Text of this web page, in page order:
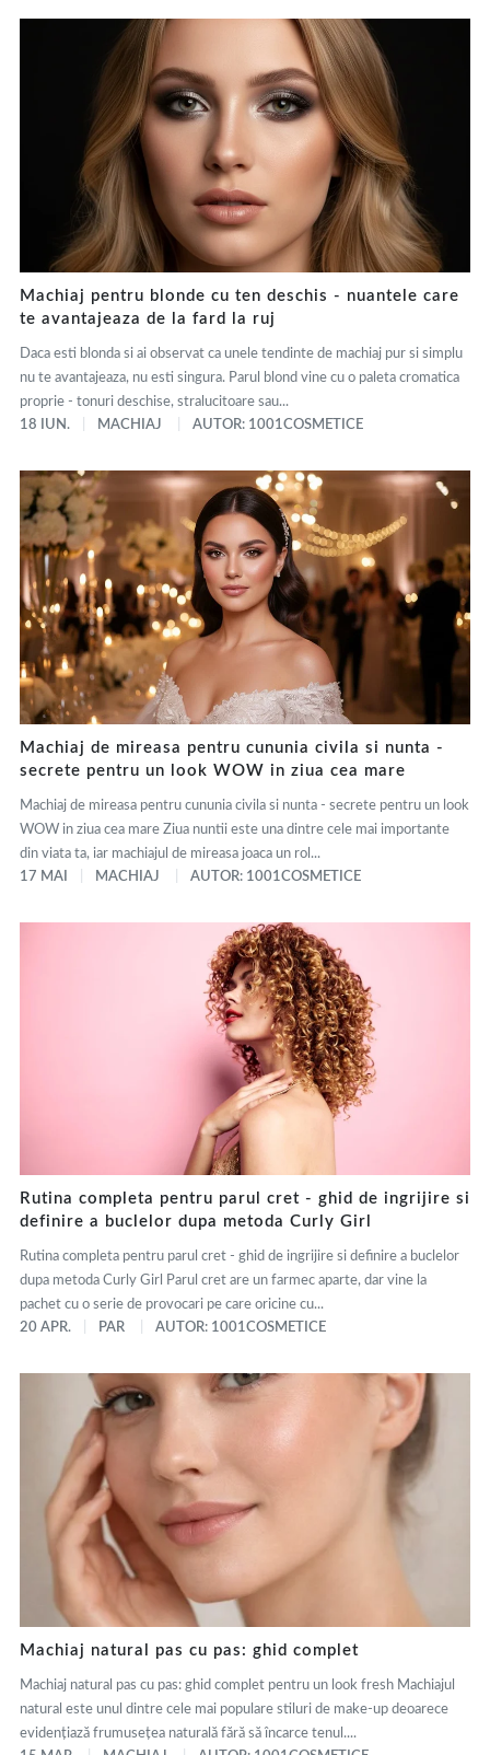
Machiaj pentru blonde cu ten deschis - nuantele care
te avantajeaza de la fard la ruj
Daca esti blonda si ai observat ca unele tendinte de machiaj pur si simplu
nu te avantajeaza, nu esti singura. Parul blond vine cu o paleta cromatica
proprie - tonuri deschise, stralucitoare sau...
18 IUN.
MACHIAJ AUTOR: 1001COSMETICE
Machiaj de mireasa pentru cununia civila si nunta -
secrete pentru un look WOW in ziua cea mare
Machiaj de mireasa pentru cununia civila si nunta - secrete pentru un look
WOW in ziua cea mare Ziua nuntii este una dintre cele mai importante
din viata ta, iar machiajul de mireasa joaca un rol...
17 MAI
MACHIAJ AUTOR: 1001COSMETICE
Rutina completa pentru parul cret - ghid de ingrijire si
definire a buclelor dupa metoda Curly Girl
Rutina completa pentru parul cret - ghid de ingrijire si definire a buclelor
dupa metoda Curly Girl Parul cret are un farmec aparte, dar vine la
pachet cu o serie de provocari pe care oricine cu...
20 APR.
PAR AUTOR: 1001COSMETICE
Machiaj natural pas cu pas: ghid complet
Machiaj natural pas cu pas: ghid complet pentru un look fresh Machiajul
natural este unul dintre cele mai populare stiluri de make-up deoarece
evidențiază frumusețea naturală fără să încarce tenul....